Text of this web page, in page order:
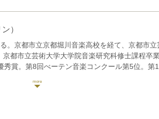
）
。京都市立京都堀川音楽高校を経て、京都市立
都市立芸術大学大学院音楽研究科修士課程卒業
秀賞。第8回べーテン音楽コンクール第5位。第